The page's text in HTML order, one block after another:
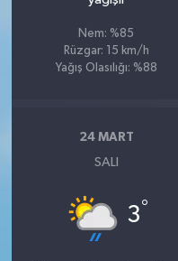
Nem: %85
Rüzgar: 15 km/h
Yağış Olasılığı: %88
24 MART
SALI
3°